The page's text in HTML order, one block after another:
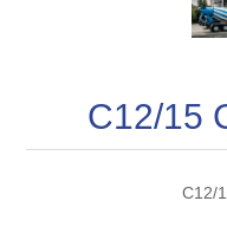
C12/15
C12/